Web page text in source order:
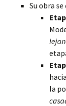
Su obra
la